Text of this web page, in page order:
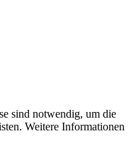
sind notwendig, um die
Weitere Informationen